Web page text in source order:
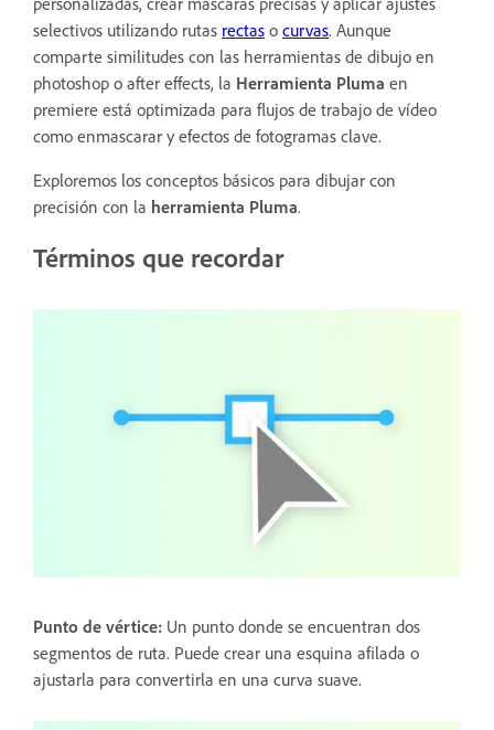
selectivos utilizando rutas rectas o curvas. Aunque
comparte similitudes con las herramientas de dibujo en
photoshop o after effects, la Herramienta Pluma en
premiere está optimizada para flujos de trabajo de vídeo
como enmascarar y efectos de fotogramas clave.
Exploremos los conceptos básicos para dibujar con
precisión con la herramienta Pluma.
Términos que recordar
Punto de vértice: Un punto donde se encuentran dos
segmentos de ruta. Puede crear una esquina afilada o
ajustarla para convertirla en una curva suave.